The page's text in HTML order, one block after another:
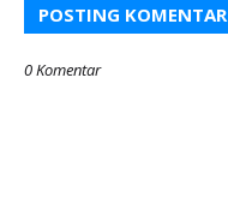
POSTING KOMENTAR
0 Komentar